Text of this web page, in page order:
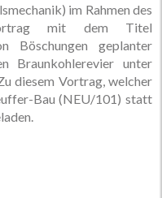
im Rahmen des
mit dem Titel
Böschungen geplanter
Braunkohlerevier unter
diesem Vortrag, welcher
Bau (NEU/101) statt